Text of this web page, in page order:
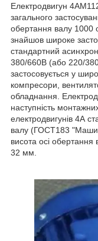
Електродвигун
загального
обертання валу 1000
знайшов широке
стандартний
380/660В (або 220/
застосовується у
компресори,
обладнання.
наступність
електродвигунів 4А
валу (ГОСТ183
висота осі
32 мм.